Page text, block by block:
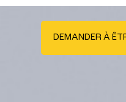
DEMANDER À